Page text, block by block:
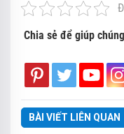
Chia sẻ để giúp
BÀI VIẾT LIÊN QUAN